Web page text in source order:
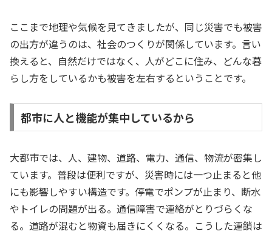
ここまで地理や気候を見てきましたが、同じ災害でも被害
の出方が違うのは、社会のつくりが関係しています。言い
換えると、自然だけではなく、人がどこに住み、どんな暮
らし方をしているかも被害を左右するということです。
都市に人と機能が集中しているから
大都市では、人、建物、道路、電力、通信、物流が密集し
ています。普段は便利ですが、災害時には一つ止まると他
にも影響しやすい構造です。停電でポンプが止まり、断水
やトイレの問題が出る。通信障害で連絡がとりづらくな
る。道路が混むと物資も届きにくくなる。こうした連鎖は